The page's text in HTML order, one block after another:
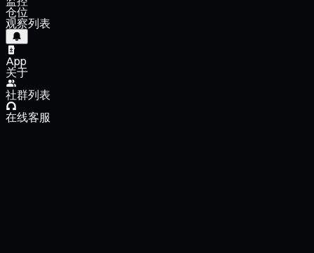
仓位
观察列表
App
关于
社群列表
在线客服